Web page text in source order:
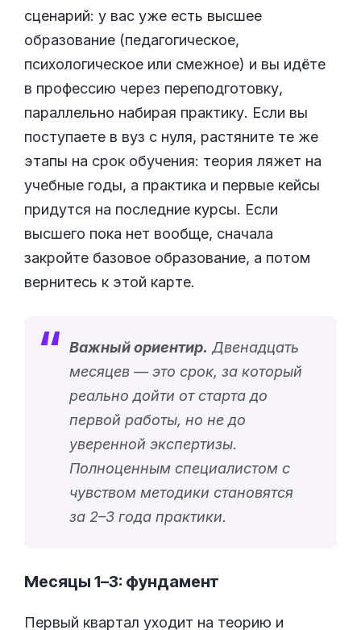
сценарий: у вас уже есть высшее
образование (педагогическое,
психологическое или смежное) и вы идёте
в профессию через переподготовку,
параллельно набирая практику. Если вы
поступаете в вуз с нуля, растяните те же
этапы на срок обучения: теория ляжет на
учебные годы, а практика и первые кейсы
придутся на последние курсы. Если
высшего пока нет вообще, сначала
закройте базовое образование, а потом
вернитесь к этой карте.
Важный ориентир. Двенадцать
месяцев — это срок, за который
реально дойти от старта до
первой работы, но не до
уверенной экспертизы.
Полноценным специалистом с
чувством методики становятся
за 2–3 года практики.
Месяцы 1–3: фундамент
Первый квартал уходит на теорию и